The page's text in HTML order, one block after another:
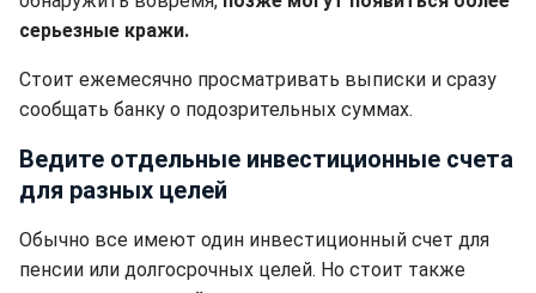
серьезные кражи.
Стоит ежемесячно просматривать выписки и сразу
сообщать банку о подозрительных суммах.
Ведите отдельные инвестиционные счета
для разных целей
Обычно все имеют один инвестиционный счет для
пенсии или долгосрочных целей. Но стоит также